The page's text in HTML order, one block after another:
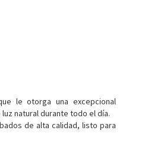
le otorga una excepcional
natural durante todo el día.
de alta calidad, listo para